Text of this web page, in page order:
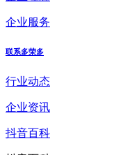
企业服务
联系多荣多
行业动态
企业资讯
抖音百科